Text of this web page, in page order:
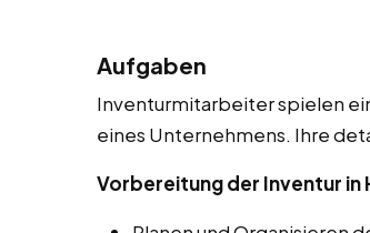
Aufgaben
Inventurmitarbeiter spielen
eines Unternehmens. Ihre
Vorbereitung der Inventur in